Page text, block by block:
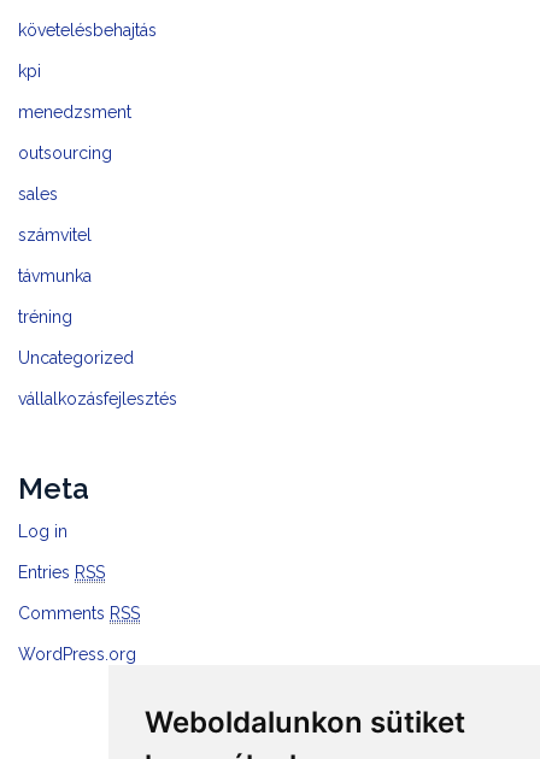
Weboldalunkon sütiket
követelésbehajtás
kpi
menedzsment
outsourcing
sales
számvitel
távmunka
tréning
Uncategorized
vállalkozásfejlesztés
Meta
Log in
Entries RSS
Comments RSS
WordPress.org